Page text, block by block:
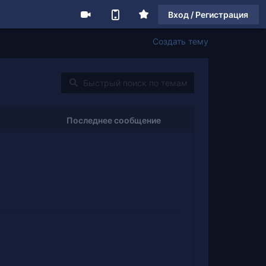
Вход / Регистрация
Создать тему
Последнее сообщение